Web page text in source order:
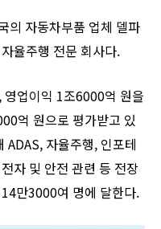
의 자동차부품 업체 델파
율주행 전문 회사다.
업이익 1조6000억 원을
억 원으로 평가받고 있
ADAS, 자율주행, 인포테
자 및 안전 관련 등 전장
만3000여 명에 달한다.